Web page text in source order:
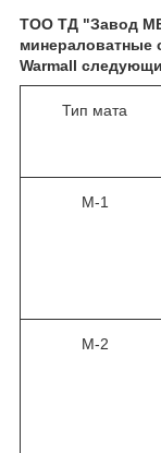
ТОО ТД "Завод
минераловатные
Warmall
Тип мата
М-1
М-2